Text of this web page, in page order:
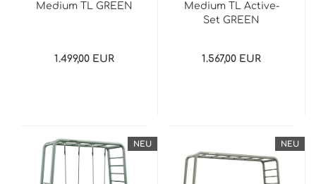
Medium TL GREEN
1.499,00 EUR
Medium TL Active-
Set GREEN
1.567,00 EUR
NEU NEU